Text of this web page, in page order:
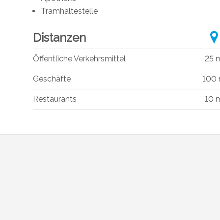
Tramhaltestelle
Distanzen
Öffentliche Verkehrsmittel 25
Geschäfte 100
Restaurants 10